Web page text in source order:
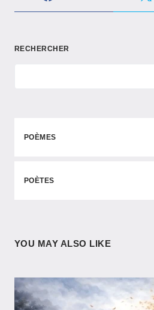
RECHERCHER
POÈMES
POÈTES
YOU MAY ALSO LIKE